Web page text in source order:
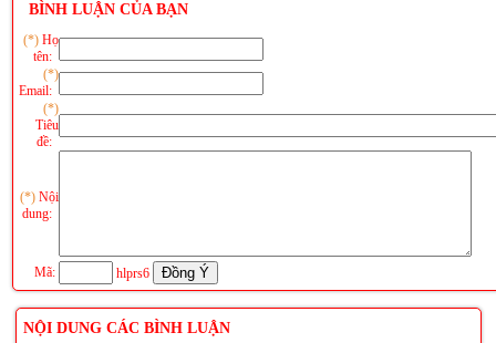
BÌNH LUẬN CỦA BẠN
(*) Họ
tên:
(*)
Email:
(*)
Tiêu
đề:
(*) Nội
dung:
Mã: hlprs6
NỘI DUNG CÁC BÌNH LUẬN